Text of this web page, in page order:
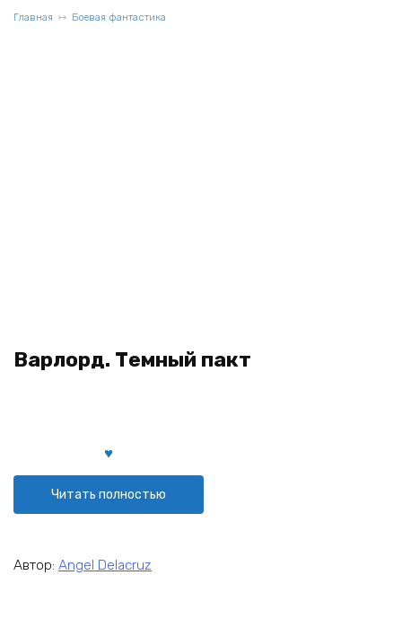
Главная Боевая фантастика
Варлорд. Темный пакт
Читать полностью
Автор: Angel Delacruz